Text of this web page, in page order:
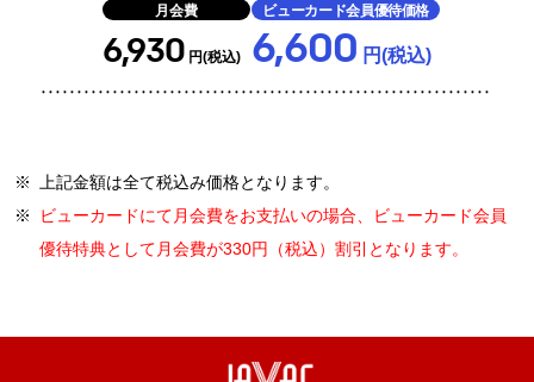
月会費
6,930 円(税込)
ビューカード会員優待価格
6,600 円(税込)
※
上記金額は全て税込み価格となります。
※
ビューカードにて月会費をお支払いの場合、ビューカード会員
優待特典として月会費が330円（税込）割引となります。